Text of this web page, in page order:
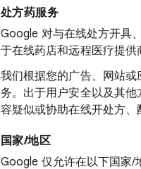
处方药服务
Google 对与在线处方开具
于在线药店和远程医疗提供
我们根据您的广告、网站
务。出于用户安全以及其
容疑似或协助在线开处方、
国家/地区
Google 仅允许在以下国家/